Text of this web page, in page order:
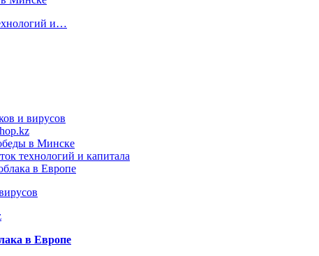
и…
и вирусов
в Минске
технологий и капитала
в Европе
в Европе